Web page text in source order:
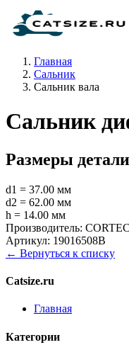
Главная
Сальник
Сальник вала
Сальник
Размеры детали
d1 = 37.00 мм
d2 = 62.00 мм
h = 14.00 мм
Производитель:
Артикул: 19016508B
← Вернуться к списку
Catsize.ru
Главная
Категории